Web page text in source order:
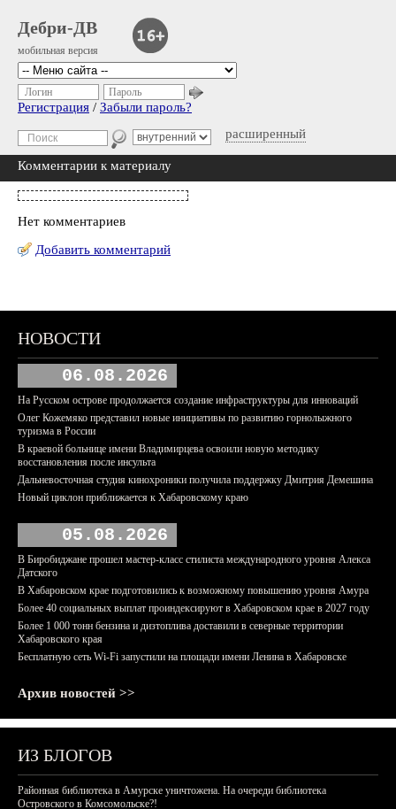
Дебри-ДВ
мобильная версия
расширенный
Логин Пароль
Регистрация / Забыли пароль?
Комментарии к материалу
Нет комментариев
Добавить комментарий
НОВОСТИ
06.08.2026
На Русском острове продолжается создание инфраструктуры для инноваций
Олег Кожемяко представил новые инициативы по развитию горнолыжного
туризма в России
В краевой больнице имени Владимирцева освоили новую методику
восстановления после инсульта
Дальневосточная студия кинохроники получила поддержку Дмитрия Демешина
Новый циклон приближается к Хабаровскому краю
05.08.2026
В Биробиджане прошел мастер-класс стилиста международного уровня Алекса
Датского
В Хабаровском крае подготовились к возможному повышению уровня Амура
Более 40 социальных выплат проиндексируют в Хабаровском крае в 2027 году
Более 1 000 тонн бензина и дизтоплива доставили в северные территории
Хабаровского края
Бесплатную сеть Wi-Fi запустили на площади имени Ленина в Хабаровске
Архив новостей >>
ИЗ БЛОГОВ
Районная библиотека в Амурске уничтожена. На очереди библиотека
Островского в Комсомольске?!